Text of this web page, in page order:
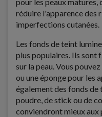
réduire l'apparence des
imperfections cutanées.
Les fonds de teint
plus populaires. Ils sont
sur la peau. Vous
ou une éponge pour les
également des fonds
poudre, de stick ou de
conviendront mieux aux